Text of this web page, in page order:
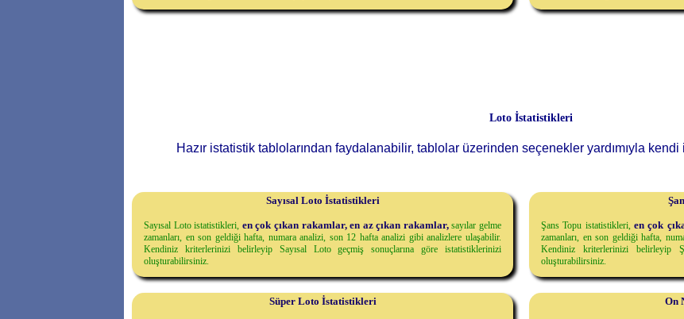
Loto İstatistikleri
Hazır istatistik tablolarından faydalanabilir, tablolar üzerinden seçenekler yardımıyla
Sayısal Loto İstatistikleri
Sayısal Loto istatistikleri, en çok çıkan rakamlar, en az çıkan rakamlar,sayılar gelme
zamanları, en son geldiği hafta, numara analizi, son 12 hafta analizi gibi analizlere ulaşabilir.
Kendiniz kriterlerinizi belirleyip Sayısal Loto geçmiş sonuçlarına göre istatistiklerinizi
oluşturabilirsiniz.
Şans Topu istatistikleri, en çok
zamanları, en son geldiği hafta,
Kendiniz kriterlerinizi belirleyip
oluşturabilirsiniz.
Süper Loto İstatistikleri On